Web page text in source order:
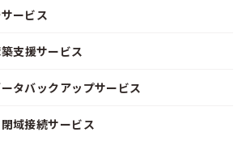
ービス
支援サービス
タバックアップサービス
域接続サービス